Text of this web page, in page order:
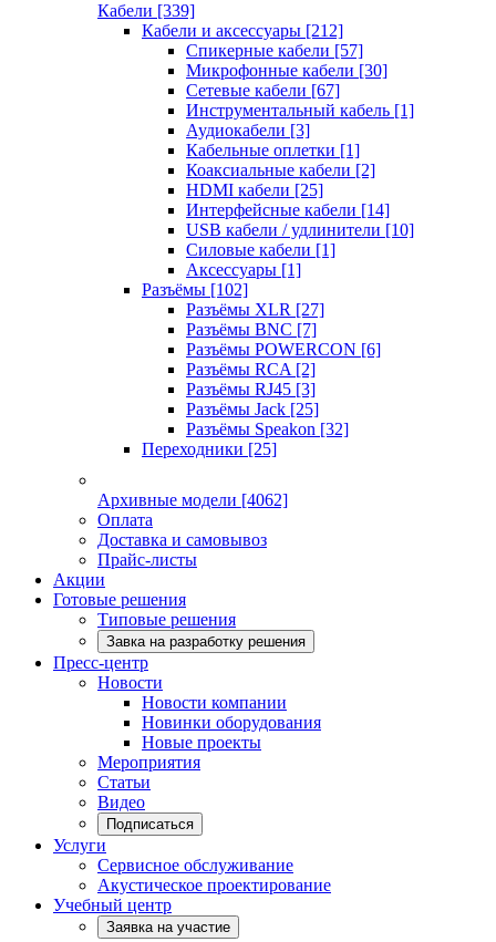
Кабели [339]
Кабели и аксессуары [212]
Спикерные кабели [57]
Микрофонные кабели [30]
Сетевые кабели [67]
Инструментальный кабель [1]
Аудиокабели [3]
Кабельные оплетки [1]
Коаксиальные кабели [2]
HDMI кабели [25]
Интерфейсные кабели [14]
USB кабели / удлинители [10]
Силовые кабели [1]
Аксессуары [1]
Разъёмы [102]
Разъёмы XLR [27]
Разъёмы BNC [7]
Разъёмы POWERCON [6]
Разъёмы RCA [2]
Разъёмы RJ45 [3]
Разъёмы Jack [25]
Разъёмы Speakon [32]
Переходники [25]
Архивные модели [4062]
Оплата
Доставка и самовывоз
Прайс-листы
Акции
Готовые решения
Типовые решения
Завка на разработку решения
Пресс-центр
Новости
Новости компании
Новинки оборудования
Новые проекты
Мероприятия
Статьи
Видео
Подписаться
Услуги
Сервисное обслуживание
Акустическое проектирование
Учебный центр
Заявка на участие